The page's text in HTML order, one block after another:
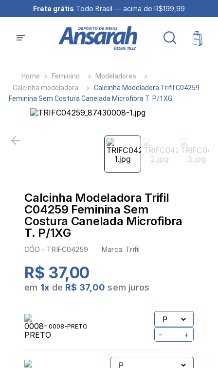
Frete grátis Todo Brasil — acima de R$199,99
Feminino
Modeladores
Calcinha modeladora
Calcinha Modeladora Trifil C04259
Feminina Sem Costura Canelada Microfibra T. P/1XG
Calcinha Modeladora Trifil
C04259 Feminina Sem
Costura Canelada Microfibra
T. P/1XG
CÓD - TRIFC04259 Marca: Trifil
R$ 37,00
em 1x de R$ 37,00 sem juros
0008-PRETO
- +